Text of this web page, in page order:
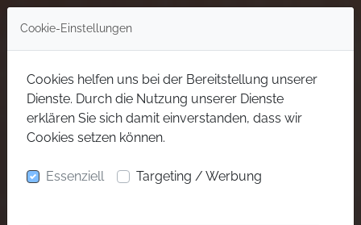
Cookie-Einstellungen
Cookies helfen uns bei der Bereitstellung unserer
Dienste. Durch die Nutzung unserer Dienste
erklären Sie sich damit einverstanden, dass wir
Cookies setzen können.
Essenziell Targeting / Werbung